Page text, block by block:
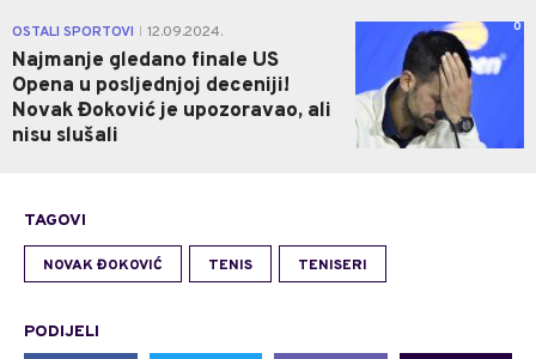
OSTALI SPORTOVI 12.09.2024.
Najmanje gledano finale US
Opena u posljednjoj deceniji!
Novak Đoković je upozoravao, ali
nisu slušali
0
TAGOVI
NOVAK ĐOKOVIĆ TENIS TENISERI
PODIJELI